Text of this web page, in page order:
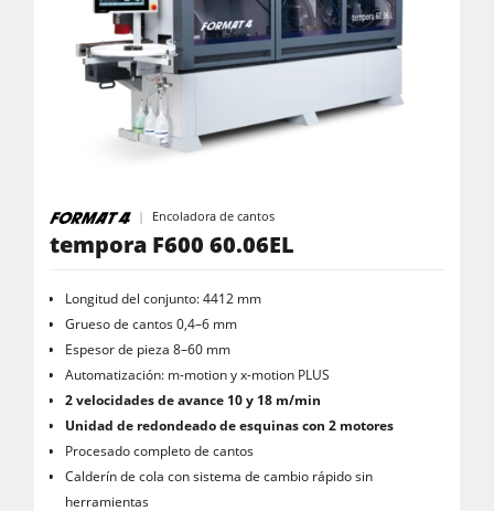
Encoladora de cantos
tempora F600 60.06EL
Longitud del conjunto: 4412 mm
Grueso de cantos 0,4–6 mm
Espesor de pieza 8–60 mm
Automatización: m-motion y x-motion PLUS
2 velocidades de avance 10 y 18 m/min
Unidad de redondeado de esquinas con 2 motores
Procesado completo de cantos
Calderín de cola con sistema de cambio rápido sin
herramientas